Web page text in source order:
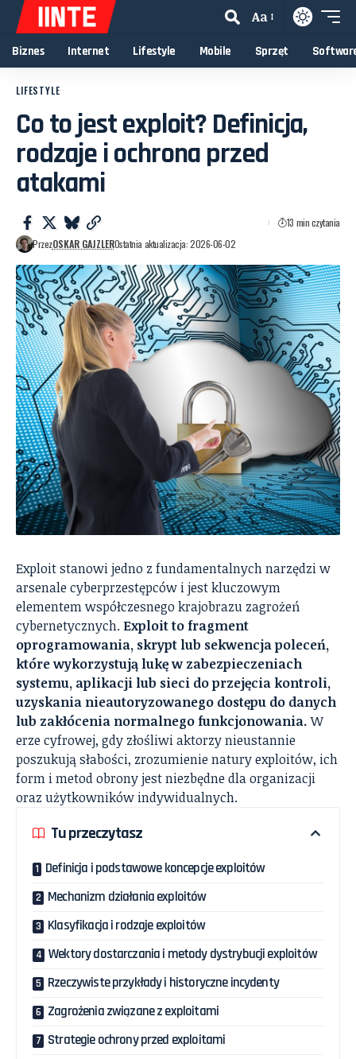
Aa
Biznes Internet Lifestyle Mobile Sprzęt
LIFESTYLE
Co to jest exploit? Definicja,
rodzaje i ochrona przed
atakami
PrzezOSKAR GAJZLEROstatnia aktualizacja: 2026-06-02
13 min czytania
Exploit stanowi jedno z fundamentalnych narzędzi w
arsenale cyberprzestępców i jest kluczowym
elementem współczesnego krajobrazu zagrożeń
cybernetycznych. Exploit to fragment
oprogramowania, skrypt lub sekwencja poleceń,
które wykorzystują lukę w zabezpieczeniach
systemu, aplikacji lub sieci do przejęcia kontroli,
uzyskania nieautoryzowanego dostępu do danych
lub zakłócenia normalnego funkcjonowania.W
erze cyfrowej, gdy złośliwi aktorzy nieustannie
poszukują słabości, zrozumienie natury exploitów, ich
form i metod obrony jest niezbędne dla organizacji
oraz użytkowników indywidualnych.
Tu przeczytasz
Definicja i podstawowe koncepcje exploitów
Mechanizm działania exploitów
Klasyfikacja i rodzaje exploitów
Wektory dostarczania i metody dystrybucji exploitów
Rzeczywiste przykłady i historyczne incydenty
Zagrożenia związane z exploitami
Strategie ochrony przed exploitami